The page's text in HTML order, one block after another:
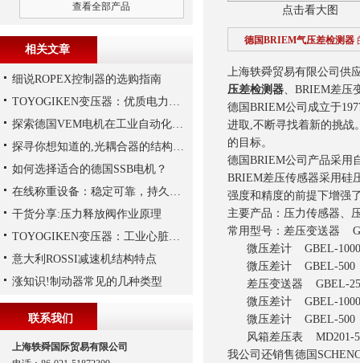
点击看大图
德国BRIEM气压差检测器
上海轶舜贸易有限公司供
压差检测器、BRIEM差压
德国BRIEM公司成立于
进取,不断寻找着新的挑战
的目标。
德国BRIEM公司产品采用
BRIEM差压传感器采用硅
强度和精度的前提下增强
主要产品：压力传感器、
常用型号：差压变送器
微压差计 GBEL-1000
微压差计 GBEL-500
差压变送器 GBEL-
微压差计 GBEL-1000
微压差计 GBEL-500
风箱差压表 MD201-
我公司还销售德国
查看全部产品
相关文章
细说ROPEX控制器的选购指南
TOYOGIKEN变压器：优质电力转换与可靠性的解决方案“
探索德国VEM电机在工业自动化中的应用
探寻你想知道的,光耦合器的结构组成
如何选择适合的德国SSB电机？
在线称重设备：稳定可靠，持久保障生产质量
干货分享:压力释放阀作业原理
TOYOGIKEN变压器：工业心脏的“隐形守护者”
意大利ROSSI减速机结构特点
涨知识!制动器常见的几种类型
联系我们
上海轶舜国际贸易有限公司